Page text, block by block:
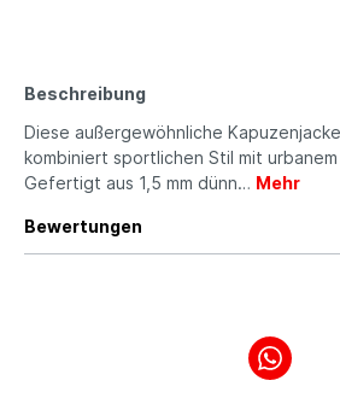
Beschreibung
Diese außergewöhnliche
kombiniert sportlichen Stil mit
Gefertigt aus 1,5 mm dünn… Mehr
Bewertungen